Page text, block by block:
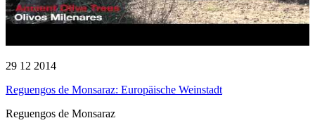
29 12 2014
Reguengos de Monsaraz: Europäische Weinstadt
Reguengos de Monsaraz